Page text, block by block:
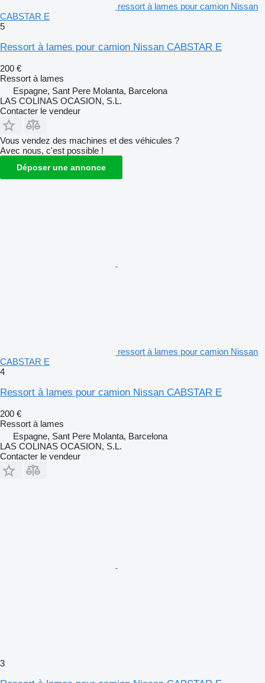
ressort à lames pour camion Nissan
CABSTAR E
5
Ressort à lames pour camion Nissan CABSTAR E
200 €
Ressort à lames
Espagne, Sant Pere Molanta, Barcelona
LAS COLINAS OCASION, S.L.
Contacter le vendeur
Vous vendez des machines et des véhicules ?
Avec nous, c'est possible !
Déposer une annonce
ressort à lames pour camion Nissan
CABSTAR E
4
Ressort à lames pour camion Nissan CABSTAR E
200 €
Ressort à lames
Espagne, Sant Pere Molanta, Barcelona
LAS COLINAS OCASION, S.L.
Contacter le vendeur
3